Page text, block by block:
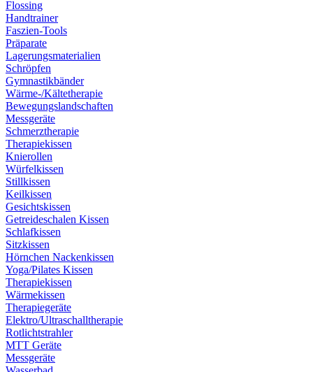
Flossing
Handtrainer
Faszien-Tools
Präparate
Lagerungsmaterialien
Schröpfen
Gymnastikbänder
Wärme-/Kältetherapie
Bewegungslandschaften
Messgeräte
Schmerztherapie
Therapiekissen
Knierollen
Würfelkissen
Stillkissen
Keilkissen
Gesichtskissen
Getreideschalen Kissen
Schlafkissen
Sitzkissen
Hörnchen Nackenkissen
Yoga/Pilates Kissen
Therapiekissen
Wärmekissen
Therapiegeräte
Elektro/Ultraschalltherapie
Rotlichtstrahler
MTT Geräte
Messgeräte